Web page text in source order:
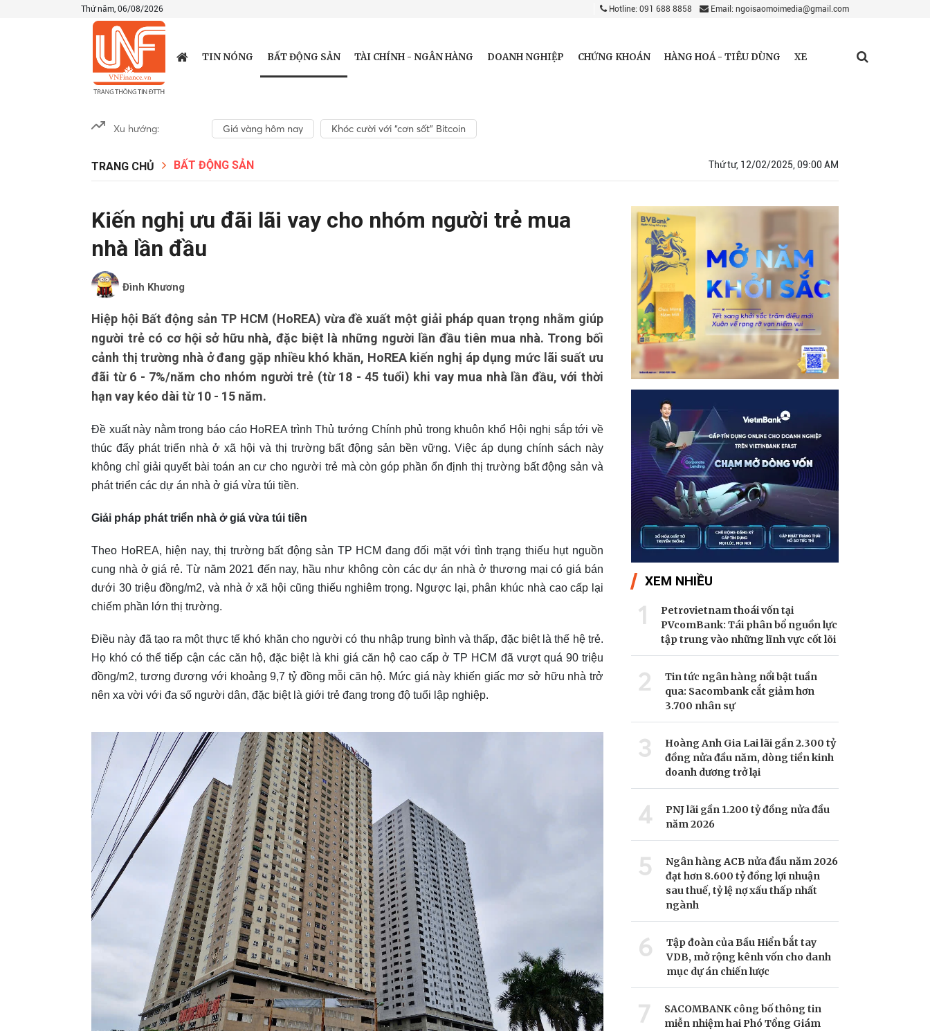
Thứ năm, 06/08/2026 Hotline: 091 688 8858 Email: ngoisaomoimedia@gmail.com
TIN NÓNG BẤT ĐỘNG SẢN TÀI CHÍNH - NGÂN HÀNG DOANH NGHIỆP CHỨNG KHOÁN HÀNG HOÁ - TIÊU DÙNG XE
Xu hướng: Giá vàng hôm nay Khóc cười với “cơn sốt” Bitcoin
TRANG CHỦ BẤT ĐỘNG SẢN Thứ tư, 12/02/2025, 09:00 AM
Kiến nghị ưu đãi lãi vay cho nhóm người trẻ mua
nhà lần đầu
Đình Khương
Hiệp hội Bất động sản TP HCM (HoREA) vừa đề xuất một giải pháp quan trọng nhằm giúp
người trẻ có cơ hội sở hữu nhà, đặc biệt là những người lần đầu tiên mua nhà. Trong bối
cảnh thị trường nhà ở đang gặp nhiều khó khăn, HoREA kiến nghị áp dụng mức lãi suất ưu
đãi từ 6 - 7%/năm cho nhóm người trẻ (từ 18 - 45 tuổi) khi vay mua nhà lần đầu, với thời
hạn vay kéo dài từ 10 - 15 năm.
Đề xuất này nằm trong báo cáo HoREA trình Thủ tướng Chính phủ trong khuôn khổ Hội nghị sắp tới về
thúc đẩy phát triển nhà ở xã hội và thị trường bất động sản bền vững. Việc áp dụng chính sách này
không chỉ giải quyết bài toán an cư cho người trẻ mà còn góp phần ổn định thị trường bất động sản và
phát triển các dự án nhà ở giá vừa túi tiền.
Giải pháp phát triển nhà ở giá vừa túi tiền
Theo HoREA, hiện nay, thị trường bất động sản TP HCM đang đối mặt với tình trạng thiếu hụt nguồn
cung nhà ở giá rẻ. Từ năm 2021 đến nay, hầu như không còn các dự án nhà ở thương mại có giá bán
dưới 30 triệu đồng/m2, và nhà ở xã hội cũng thiếu nghiêm trọng. Ngược lại, phân khúc nhà cao cấp lại
chiếm phần lớn thị trường.
Điều này đã tạo ra một thực tế khó khăn cho người có thu nhập trung bình và thấp, đặc biệt là thế hệ trẻ.
Họ khó có thể tiếp cận các căn hộ, đặc biệt là khi giá căn hộ cao cấp ở TP HCM đã vượt quá 90 triệu
đồng/m2, tương đương với khoảng 9,7 tỷ đồng mỗi căn hộ. Mức giá này khiến giấc mơ sở hữu nhà trở
nên xa vời với đa số người dân, đặc biệt là giới trẻ đang trong độ tuổi lập nghiệp.
XEM NHIỀU
1
Petrovietnam thoái vốn tại
PVcomBank: Tái phân bổ nguồn lực
tập trung vào những lĩnh vực cốt lõi
2
Tin tức ngân hàng nổi bật tuần
qua: Sacombank cắt giảm hơn
3.700 nhân sự
3
Hoàng Anh Gia Lai lãi gần 2.300 tỷ
đồng nửa đầu năm, dòng tiền kinh
doanh dương trở lại
4
PNJ lãi gần 1.200 tỷ đồng nửa đầu
năm 2026
5
Ngân hàng ACB nửa đầu năm 2026
đạt hơn 8.600 tỷ đồng lợi nhuận
sau thuế, tỷ lệ nợ xấu thấp nhất
ngành
6
Tập đoàn của Bầu Hiển bắt tay
VDB, mở rộng kênh vốn cho danh
mục dự án chiến lược
7
SACOMBANK công bố thông tin
miễn nhiệm hai Phó Tổng Giám